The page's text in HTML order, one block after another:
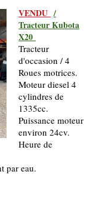
VENDU /
Tracteur Kubota
X20
Tracteur
d'occasion / 4
Roues motrices.
Moteur diesel 4
cylindres de
1335cc.
Puissance moteur
environ 24cv.
Heure de
par eau.